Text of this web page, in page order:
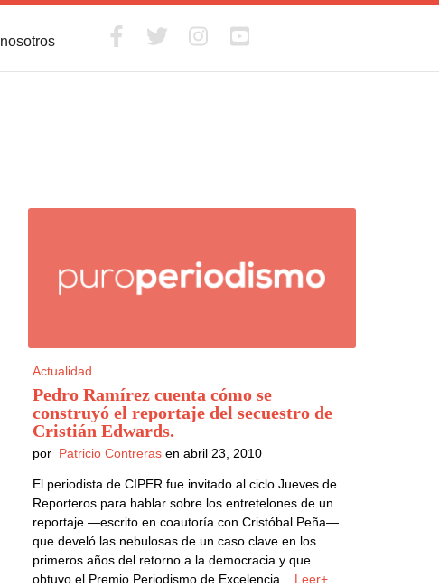
nosotros
Actualidad
Pedro Ramírez cuenta cómo se
construyó el reportaje del secuestro de
Cristián Edwards.
por Patricio Contrerasen abril 23, 2010
El periodista de CIPER fue invitado al ciclo Jueves de
Reporteros para hablar sobre los entretelones de un
reportaje —escrito en coautoría con Cristóbal Peña—
que develó las nebulosas de un caso clave en los
primeros años del retorno a la democracia y que
obtuvo el Premio Periodismo de Excelencia... Leer+